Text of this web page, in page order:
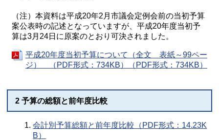
（注）本資料は平成20年2月市議会定例会前の当初予算
案公表時の記述となっていますが、平成20年度当初予
算は3月24日に原案のとおり可決されました。
平成20年度当初予算について（全文 表紙～99ペー
ジ） （PDF形式：734KB）（PDF形式：734KB）
2 予算の総額と前年度比較
会計別予算総額と前年度比較（PDF形式：14.23K
B）